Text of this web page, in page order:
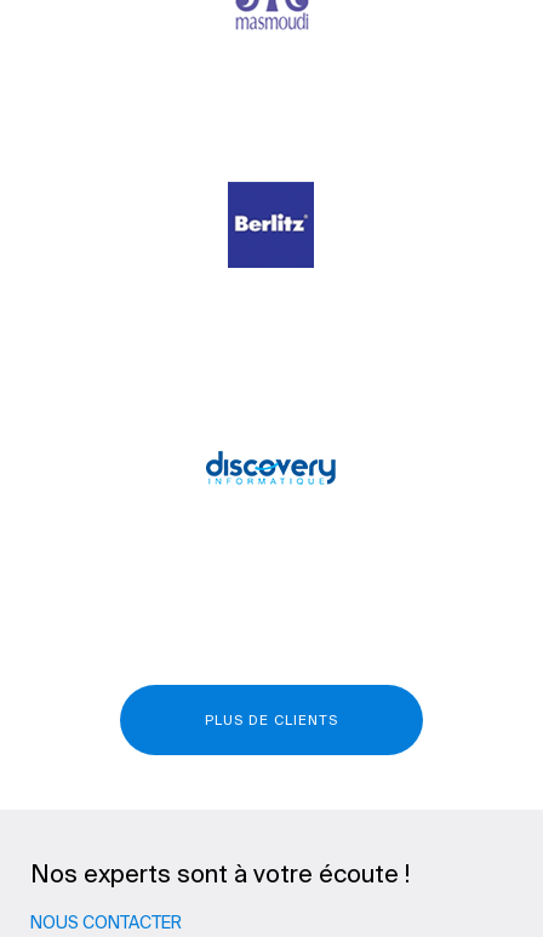
PLUS DE CLIENTS
Nos experts sont à votre écoute !
NOUS CONTACTER